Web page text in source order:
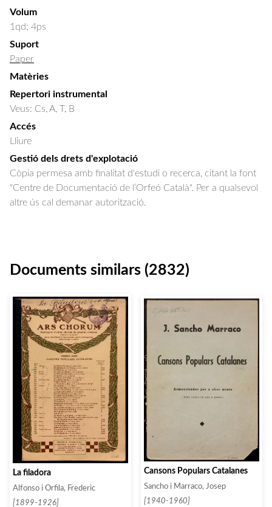
Volum
1qd; 4ps
Suport
Paper
Matèries
Repertori instrumental
Veus: Cs, A, T, B
Accés
Lliure
Gestió dels drets d'explotació
Còpia permesa amb finalitat d'estudi o recerca, citant la font
"Centre de Documentació de l’Orfeó Català". Per a qualsevol
altre ús cal demanar autorització.
Documents similars (2832)
La filadora
Alfonso i Orfila, Frederic
[1899-1926]
Cansons Populars Catalanes
Sancho i Marraco, Josep
[1940-1960]